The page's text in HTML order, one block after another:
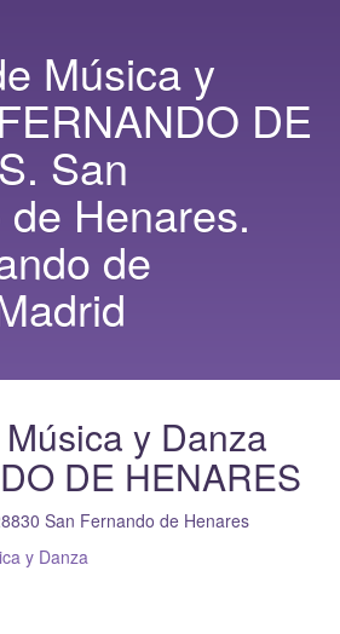
Música y
DE
San
Henares.
de
y Danza
DE HENARES
San Fernando de Henares
y Danza